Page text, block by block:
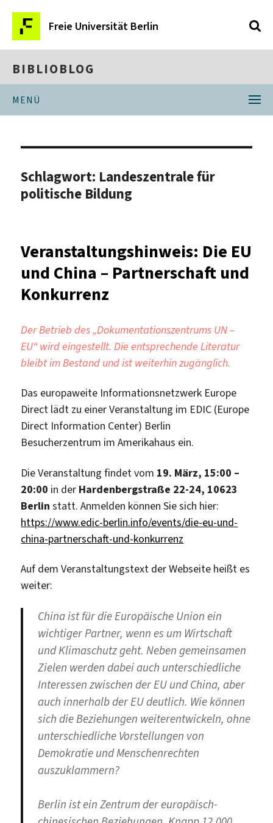
Freie Universität Berlin
BIBLIOBLOG
MENÜ
Schlagwort: Landeszentrale für
politische Bildung
Veranstaltungshinweis: Die EU
und China – Partnerschaft und
Konkurrenz
Der Betrieb des „Dokumentationszentrums UN –
EU“ wird eingestellt. Die entsprechende Literatur
bleibt im Bestand und ist weiterhin zugänglich.
Das europaweite Informationsnetzwerk Europe
Direct lädt zu einer Veranstaltung im EDIC (Europe
Direct Information Center) Berlin
Besucherzentrum im Amerikahaus ein.
Die Veranstaltung findet vom 19. März, 15:00 –
20:00 in der Hardenbergstraße 22-24, 10623
Berlin statt. Anmelden können Sie sich hier:
https://www.edic-berlin.info/events/die-eu-und-
china-partnerschaft-und-konkurrenz
Auf dem Veranstaltungstext der Webseite heißt es
weiter:
China ist für die Europäische Union ein
wichtiger Partner, wenn es um Wirtschaft
und Klimaschutz geht. Neben gemeinsamen
Zielen werden dabei auch unterschiedliche
Interessen zwischen der EU und China, aber
auch innerhalb der EU deutlich. Wie können
sich die Beziehungen weiterentwickeln, ohne
unterschiedliche Vorstellungen von
Demokratie und Menschenrechten
auszuklammern?
Berlin ist ein Zentrum der europäisch-